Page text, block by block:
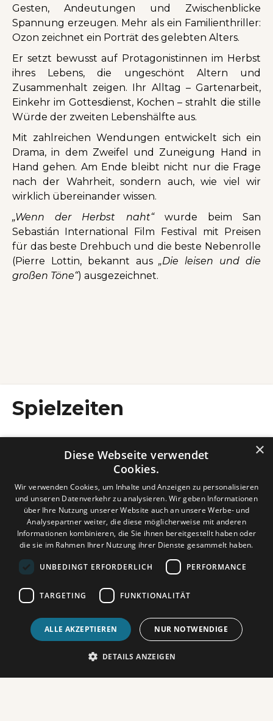
Gesten, Andeutungen und Zwischenblicke
Spannung erzeugen. Mehr als ein Familienthriller:
Ozon zeichnet ein Porträt des gelebten Alters.
Er setzt bewusst auf Protagonistinnen im Herbst
ihres Lebens, die ungeschönt Altern und
Zusammenhalt zeigen. Ihr Alltag – Gartenarbeit,
Einkehr im Gottesdienst, Kochen – strahlt die stille
Würde der zweiten Lebenshälfte aus.
Mit zahlreichen Wendungen entwickelt sich ein
Drama, in dem Zweifel und Zuneigung Hand in
Hand gehen. Am Ende bleibt nicht nur die Frage
nach der Wahrheit, sondern auch, wie viel wir
wirklich übereinander wissen.
„Wenn der Herbst naht“wurde beim San
Sebastián International Film Festival mit Preisen
für das beste Drehbuch und die beste Nebenrolle
(Pierre Lottin, bekannt aus„Die leisen und die
großen Töne“) ausgezeichnet.
Spielzeiten
Aktuell keine Vorstellungen oder die Vorstellung ist
Dieses Video wird erst angezeigt, wenn Sie
Cookie Settings
×
Diese Webseite verwendet
Cookies.
Wir verwenden Cookies, um Inhalte und Anzeigen zu personalisieren
und unseren Datenverkehr zu analysieren. Wir geben Informationen
über Ihre Nutzung unserer Website auch an unsere Werbe- und
Analysepartner weiter, die diese möglicherweise mit anderen
Informationen kombinieren, die Sie ihnen bereitgestellt haben oder
die sie im Rahmen Ihrer Nutzung ihrer Dienste gesammelt haben.
UNBEDINGT ERFORDERLICH PERFORMANCE
TARGETING FUNKTIONALITÄT
ALLE AKZEPTIEREN NUR NOTWENDIGE
DETAILS ANZEIGEN